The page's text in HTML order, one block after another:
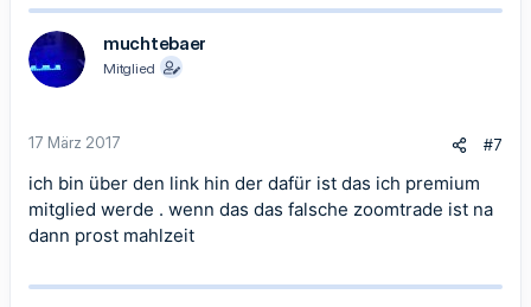
muchtebaer
Mitglied
17 März 2017 #7
ich bin über den link hin der dafür ist das ich premium
mitglied werde . wenn das das falsche zoomtrade ist na
dann prost mahlzeit